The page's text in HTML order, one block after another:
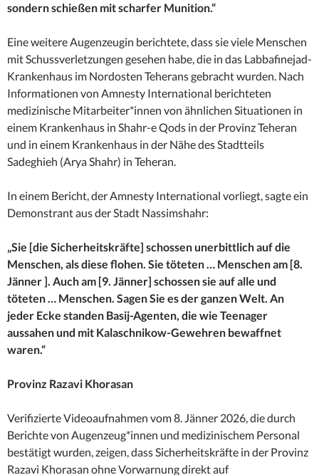
sondern schießen mit scharfer Munition.“
Eine weitere Augenzeugin berichtete, dass sie viele Menschen
mit Schussverletzungen gesehen habe, die in das Labbafinejad-
Krankenhaus im Nordosten Teherans gebracht wurden. Nach
Informationen von Amnesty International berichteten
medizinische Mitarbeiter*innen von ähnlichen Situationen in
einem Krankenhaus in Shahr-e Qods in der Provinz Teheran
und in einem Krankenhaus in der Nähe des Stadtteils
Sadeghieh (Arya Shahr) in Teheran.
In einem Bericht, der Amnesty International vorliegt, sagte ein
Demonstrant aus der Stadt Nassimshahr:
„Sie [die Sicherheitskräfte] schossen unerbittlich auf die
Menschen, als diese flohen. Sie töteten … Menschen am [8.
Jänner ]. Auch am [9. Jänner] schossen sie auf alle und
töteten … Menschen. Sagen Sie es der ganzen Welt. An
jeder Ecke standen Basij-Agenten, die wie Teenager
aussahen und mit Kalaschnikow-Gewehren bewaffnet
waren.“
Provinz Razavi Khorasan
Verifizierte Videoaufnahmen vom 8. Jänner 2026, die durch
Berichte von Augenzeug*innen und medizinischem Personal
bestätigt wurden, zeigen, dass Sicherheitskräfte in der Provinz
Razavi Khorasan ohne Vorwarnung direkt auf